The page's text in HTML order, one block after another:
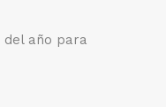
del año para